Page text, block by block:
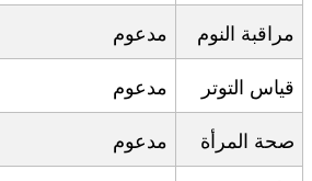
مراقبة النوم مدعوم
قياس التوتر مدعوم
صحة المرأة مدعوم